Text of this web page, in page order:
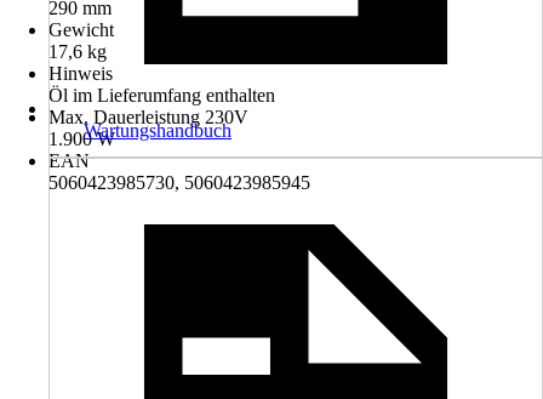
290 mm
Gewicht
17,6 kg
Hinweis
Öl im Lieferumfang enthalten
Max. Dauerleistung 230V
1.900 W
EAN
5060423985730, 5060423985945
Wartungshandbuch